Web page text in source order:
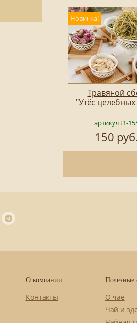
Новинка!
Травяной
"Утёс целебных
артикул t1-
150 руб.
О компании
Контакты
Полезные
О чае
Чай и